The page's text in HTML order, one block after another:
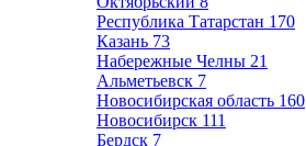
Республика Татарстан 170
Казань 73
Набережные Челны 21
Альметьевск 7
Новосибирская область 160
Новосибирск 111
Бердск 7